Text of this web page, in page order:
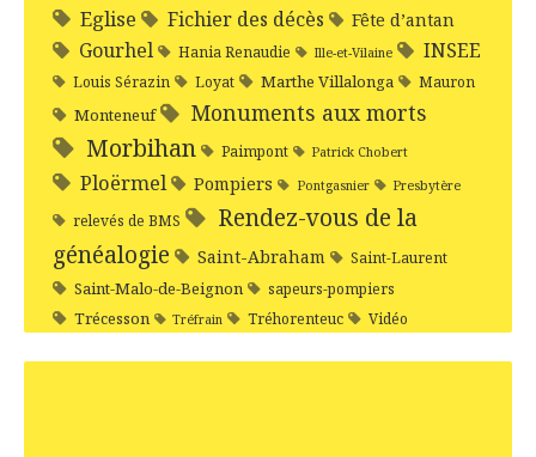
Eglise Fichier des décès Fête d’antan
Gourhel Hania Renaudie Ille-et-Vilaine INSEE
Louis Sérazin Loyat Marthe Villalonga Mauron
Monteneuf Monuments aux morts
Morbihan Paimpont Patrick Chobert
Ploërmel Pompiers Pontgasnier Presbytère
relevés de BMS
Rendez-vous de la
généalogie
Saint-Abraham Saint-Laurent
Saint-Malo-de-Beignon sapeurs-pompiers
Trécesson Tréfrain Tréhorenteuc Vidéo